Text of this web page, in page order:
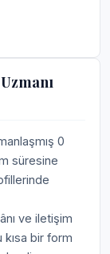
0
süresine
ve iletişim
kısa bir form